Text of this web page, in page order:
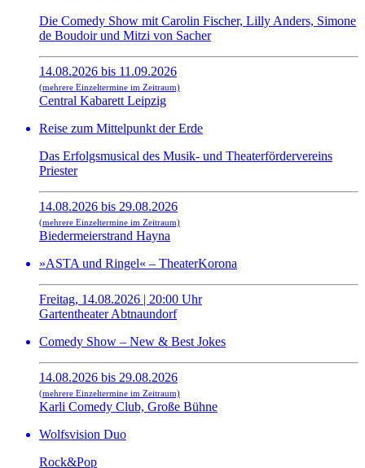
Die Comedy Show mit Carolin Fischer, Lilly Anders, Simone
de Boudoir und Mitzi von Sacher
14.08.2026 bis 11.09.2026
(mehrere Einzeltermine im Zeitraum)
Central Kabarett Leipzig
Reise zum Mittelpunkt der Erde
Das Erfolgsmusical des Musik- und Theaterfördervereins
Priester
14.08.2026 bis 29.08.2026
(mehrere Einzeltermine im Zeitraum)
Biedermeierstrand Hayna
»ASTA und Ringel« – TheaterKorona
Freitag, 14.08.2026 | 20:00 Uhr
Gartentheater Abtnaundorf
Comedy Show – New & Best Jokes
14.08.2026 bis 29.08.2026
(mehrere Einzeltermine im Zeitraum)
Karli Comedy Club, Große Bühne
Wolfsvision Duo
Rock&Pop